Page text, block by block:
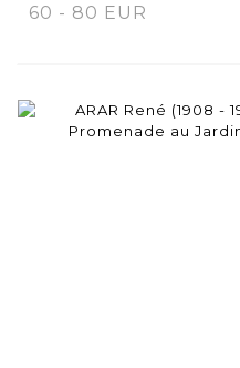
60 - 80 EUR